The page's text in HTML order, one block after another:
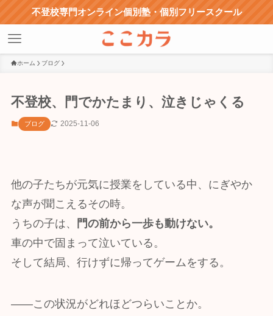
不登校専門オンライン個別塾・個別フリースクール
ホーム ブログ
不登校、門でかたまり、泣きじゃくる
ブログ 2025-11-06
他の子たちが元気に授業をしている中、にぎやか
な声が聞こえるその時。
うちの子は、
門の前から一歩も動けない。
車の中で固まって泣いている。
そして結局、行けずに帰ってゲームをする。
――この状況がどれほどつらいことか。